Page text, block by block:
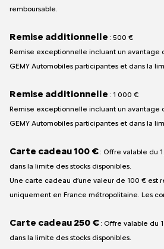
remboursable.
Remise additionnelle : 500 €
Remise exceptionnelle incluant un avantage
GEMY Automobiles participantes et dans la
Remise additionnelle : 1 000 €
Remise exceptionnelle incluant un avantage
GEMY Automobiles participantes et dans la
Carte cadeau 100 € : Offre valable du
dans la limite des stocks disponibles.
Une carte cadeau d’une valeur de 100 € est
uniquement en France métropolitaine. Les
Carte cadeau 250 € : Offre valable du
dans la limite des stocks disponibles.